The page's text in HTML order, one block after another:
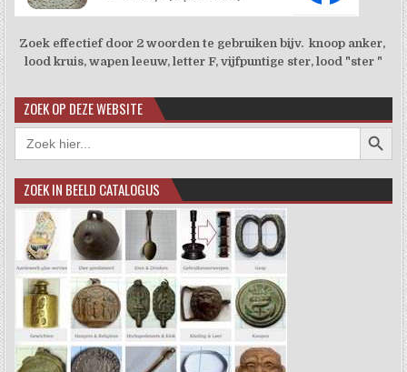
Zoek effectief door 2 woorden te gebruiken bijv. knoop anker,
lood kruis, wapen leeuw, letter F, vijfpuntige ster, lood "ster "
ZOEK OP DEZE WEBSITE
Zoek
naar:
ZOEK IN BEELD CATALOGUS